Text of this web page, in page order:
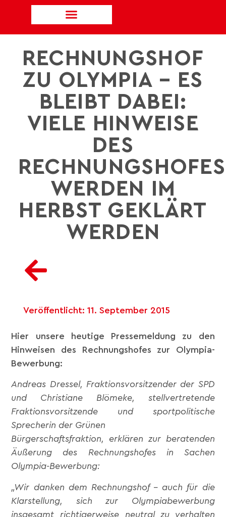
RECHNUNGSHOF
ZU OLYMPIA – ES
BLEIBT DABEI:
VIELE HINWEISE
DES
RECHNUNGSHOFES
WERDEN IM
HERBST GEKLÄRT
WERDEN
Veröffentlicht: 11. September 2015
Hier unsere heutige Pressemeldung zu den
Hinweisen des Rechnungshofes zur Olympia-
Bewerbung:
Andreas Dressel, Fraktionsvorsitzender der SPD
und Christiane Blömeke, stellvertretende
Fraktionsvorsitzende und sportpolitische
Sprecherin der Grünen
Bürgerschaftsfraktion, erklären zur beratenden
Äußerung des Rechnungshofes in Sachen
Olympia-Bewerbung:
„Wir danken dem Rechnungshof – auch für die
Klarstellung, sich zur Olympiabewerbung
insgesamt richtigerweise neutral zu verhalten